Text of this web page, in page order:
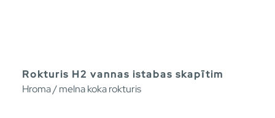
Rokturis H2 vannas istabas skapītim
Hroma / melna koka rokturis